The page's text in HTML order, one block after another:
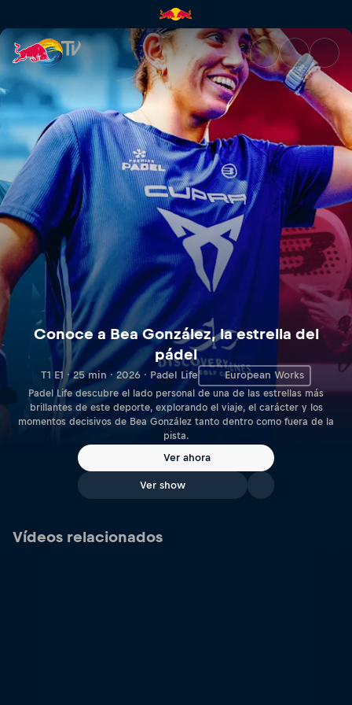
Conoce a Bea González, la
Conoce a Bea González, la estrella del
pádel
T1 E1 · 25 min · 2026 · Padel Life European Works
Padel Life descubre el lado personal de una de las estrellas más
brillantes de este deporte, explorando el viaje, el carácter y los
momentos decisivos de Bea González tanto dentro como fuera de la
pista.
Ver ahora
Ver show
Vídeos relacionados